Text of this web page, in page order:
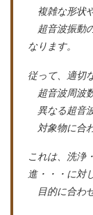
複雑な形状
超音波振動
なります。
従って、適切
超音波周波
異なる超音
対象物に合
これは、洗浄
進・・・に対
目的に合わ